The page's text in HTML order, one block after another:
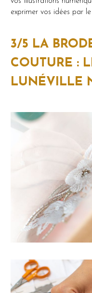
exprimer vos idées par le
3/5 LA
COUTURE :
LUNÉVILLE